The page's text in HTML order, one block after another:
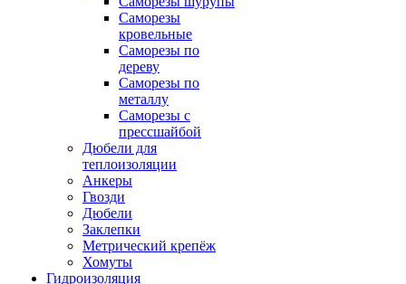
Саморезы
кровельные
Саморезы по
дереву
Саморезы по
металлу
Саморезы с
прессшайбой
Дюбели для
теплоизоляции
Анкеры
Гвозди
Дюбели
Заклепки
Метрический крепёж
Хомуты
Гидроизоляция